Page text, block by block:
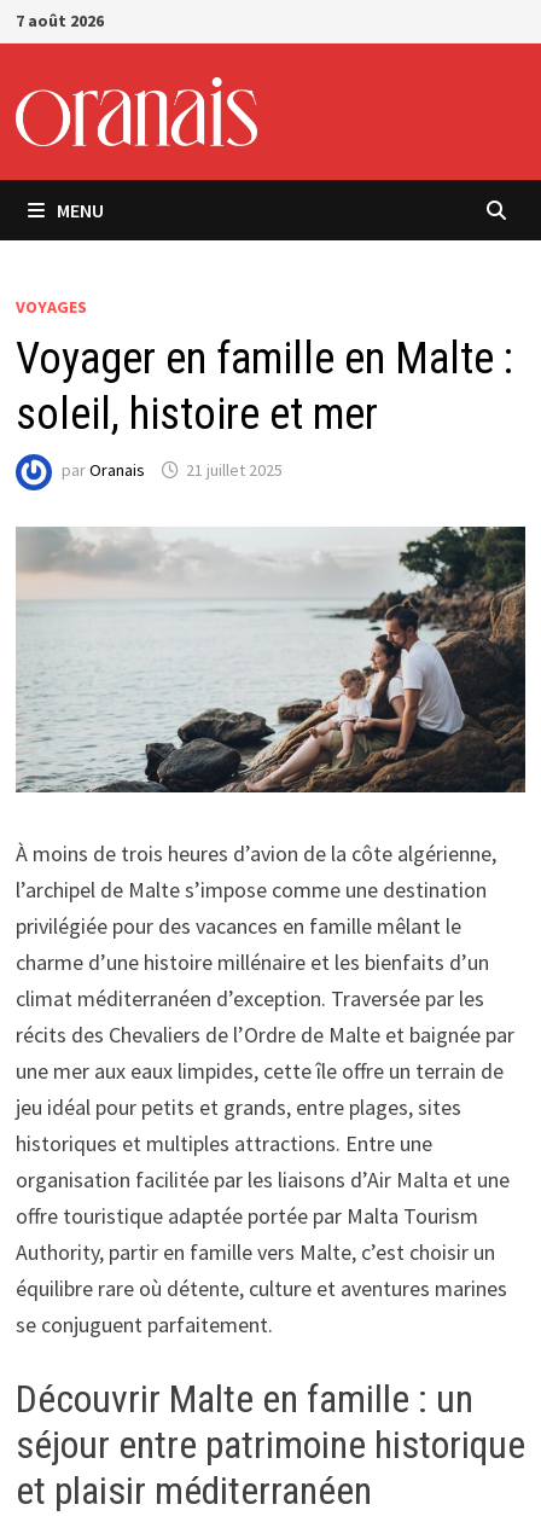
Passer
au
7 août 2026
MENU
VOYAGES
Voyager en famille en Malte :
soleil, histoire et mer
parOranais 21 juillet 2025
À moins de trois heures d’avion de la côte algérienne,
l’archipel de Malte s’impose comme une destination
privilégiée pour des vacances en famille mêlant le
charme d’une histoire millénaire et les bienfaits d’un
climat méditerranéen d’exception. Traversée par les
récits des Chevaliers de l’Ordre de Malte et baignée par
une mer aux eaux limpides, cette île offre un terrain de
jeu idéal pour petits et grands, entre plages, sites
historiques et multiples attractions. Entre une
organisation facilitée par les liaisons d’Air Malta et une
offre touristique adaptée portée par Malta Tourism
Authority, partir en famille vers Malte, c’est choisir un
équilibre rare où détente, culture et aventures marines
se conjuguent parfaitement.
Découvrir Malte en famille : un
séjour entre patrimoine historique
et plaisir méditerranéen